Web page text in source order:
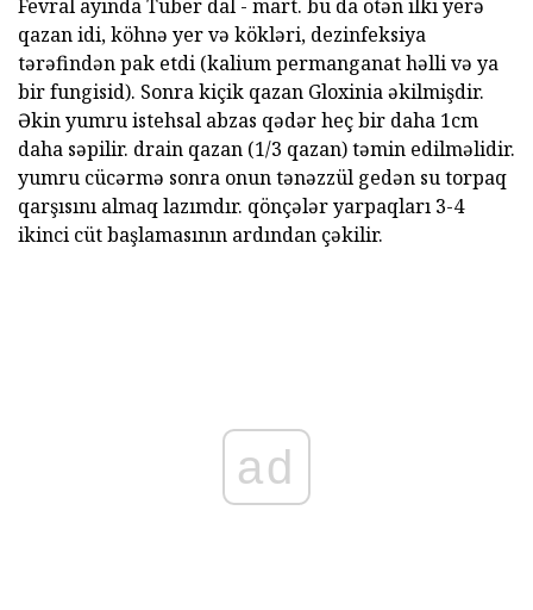
Fevral ayında Tuber dal - mart. bu da ötən ilki yerə
qazan idi, köhnə yer və kökləri, dezinfeksiya
tərəfindən pak etdi (kalium permanganat həlli və ya
bir fungisid). Sonra kiçik qazan Gloxinia əkilmişdir.
Əkin yumru istehsal abzas qədər heç bir daha 1cm
daha səpilir. drain qazan (1/3 qazan) təmin edilməlidir.
yumru cücərmə sonra onun tənəzzül gedən su torpaq
qarşısını almaq lazımdır. qönçələr yarpaqları 3-4
ikinci cüt başlamasının ardından çəkilir.
ad